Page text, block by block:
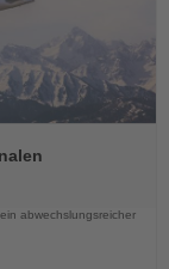
abwechslungsreicher